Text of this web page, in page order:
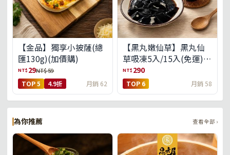
【金品】獨享小披薩(總
匯130g)(加價購)
NT$ 29NT$ 59
TOP 5 4.9折 月銷 62
【黑丸嫩仙草】黑丸仙
草吸凍5入/15入(免運)
(預購中8/14出貨)
NT$ 290
TOP 6 月銷 58
為你推薦 查看全部 ›